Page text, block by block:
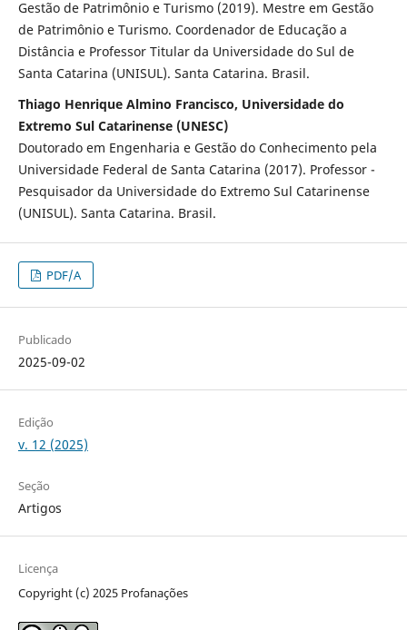
Gestão de Patrimônio e Turismo (2019). Mestre em Gestão
de Patrimônio e Turismo. Coordenador de Educação a
Distância e Professor Titular da Universidade do Sul de
Santa Catarina (UNISUL). Santa Catarina. Brasil.
Thiago Henrique Almino Francisco, Universidade do
Extremo Sul Catarinense (UNESC)
Doutorado em Engenharia e Gestão do Conhecimento pela
Universidade Federal de Santa Catarina (2017). Professor -
Pesquisador da Universidade do Extremo Sul Catarinense
(UNISUL). Santa Catarina. Brasil.
PDF/A
Publicado
2025-09-02
Edição
v. 12 (2025)
Seção
Artigos
Licença
Copyright (c) 2025 Profanações